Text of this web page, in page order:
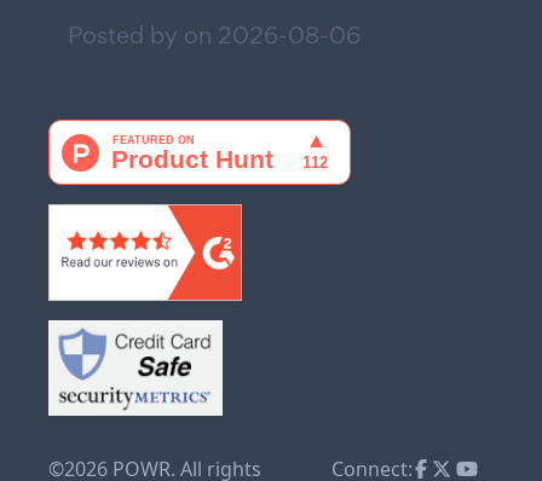
Posted by on 2026-08-06
©2026 POWR. All rights Connect: